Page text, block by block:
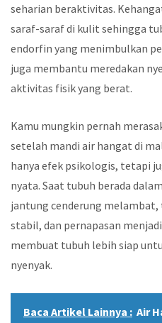
seharian beraktivitas.
saraf-saraf di kulit sehingga
endorfin yang menimbulkan
juga membantu meredakan
aktivitas fisik yang berat.
Kamu mungkin pernah
setelah mandi air hangat di
hanya efek psikologis, tetapi
nyata. Saat tubuh berada
jantung cenderung
stabil, dan pernapasan
membuat tubuh lebih siap
nyenyak.
Baca Artikel Lainnya : Air